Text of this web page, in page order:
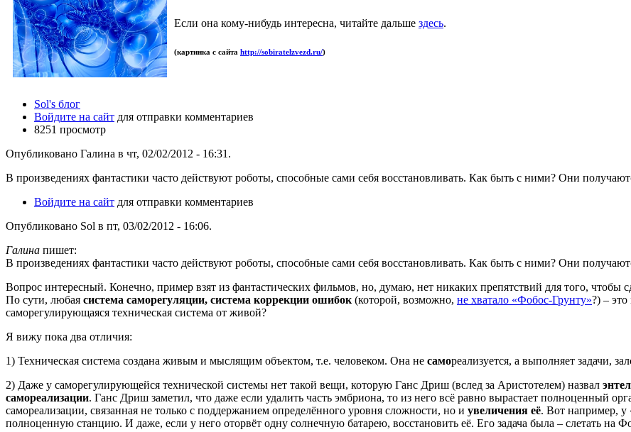
Если она кому-нибудь интересна, читайте дальше здесь.
(картинка с сайта http://sobiratelzvezd.ru/)
Sol's блог
Войдите на сайт для отправки комментариев
8251 просмотр
Опубликовано Галина в чт, 02/02/2012 - 16:31.
В произведениях фантастики часто действуют роботы, способные сами себя восстановливать. Как быть с ними? Они
Войдите на сайт для отправки комментариев
Опубликовано Sol в пт, 03/02/2012 - 16:06.
Галина пишет:
В произведениях фантастики часто действуют роботы, способные сами себя восстановливать. Как быть с ними? Они
Вопрос интересный. Конечно, пример взят из фантастических фильмов, но, думаю, нет никаких препятствий для того, чтобы
По сути, любая система саморегуляции, система коррекции ошибок (которой, возможно, не хватало «Фобос-Грунту»?) – это
саморегулирующаяся техническая система от живой?
Я вижу пока два отличия:
1) Техническая система создана живым и мыслящим объектом, т.е. человеком. Она не самореализуется, а выполняет задачи,
2) Даже у саморегулирующейся технической системы нет такой вещи, которую Ганс Дриш (вслед за Аристотелем) назвал
самореализации. Ганс Дриш заметил, что даже если удалить часть эмбриона, то из него всё равно вырастает полноценный
самореализации, связанная не только с поддержанием определённого уровня сложности, но и увеличения её. Вот например, у
полноценную станцию. И даже, если у него оторвёт одну солнечную батарею, восстановить её. Его задача была – слетать на